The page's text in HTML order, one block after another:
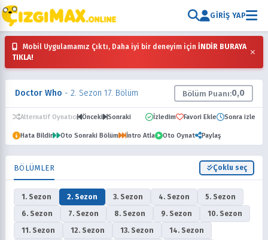
GIRIŞ YAP
Mobil Uygulamamız Çıktı, Daha iyi bir deneyim için İNDİR BURAYA
TIKLA!
×
Doctor Who - 2. Sezon 17. Bölüm Bölüm Puanı:0,0
Alternatif Oynatıcı Önceki Sonraki İzledim Favori Ekle Sonra izle
Hata Bildir Oto Sonraki Bölüm İntro Atla Oto Oynat Paylaş
BÖLÜMLER Çoklu seç
1. Sezon 2. Sezon 3. Sezon 4. Sezon
5. Sezon
6. Sezon
7. Sezon 8. Sezon 9. Sezon
10. Sezon
11. Sezon
12. Sezon 13. Sezon
14. Sezon